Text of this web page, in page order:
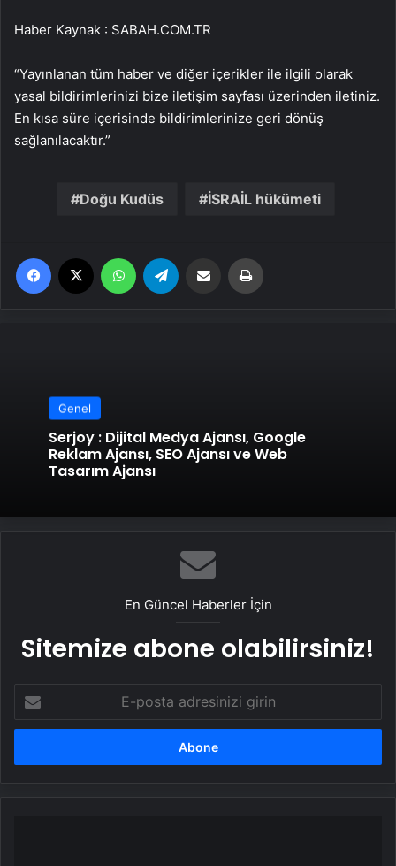
Haber Kaynak : SABAH.COM.TR
“Yayınlanan tüm haber ve diğer içerikler ile ilgili olarak
yasal bildirimlerinizi bize iletişim sayfası üzerinden iletiniz.
En kısa süre içerisinde bildirimlerinize geri dönüş
sağlanılacaktır.”
Doğu Kudüs İSRAİL hükümeti
Facebook WhatsApp Email'den paylaş
Genel
Serjoy : Dijital Medya Ajansı, Google
Reklam Ajansı, SEO Ajansı ve Web
Tasarım Ajansı
En Güncel Haberler İçin
Sitemize abone olabilirsiniz!
posta
adresinizi